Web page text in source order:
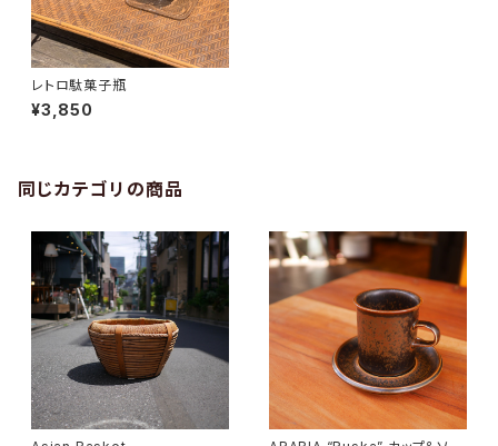
レトロ駄菓子瓶
¥3,850
同じカテゴリの商品